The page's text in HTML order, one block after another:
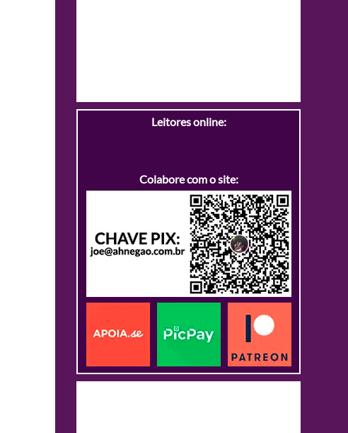
Leitores online:
Colabore com o site: